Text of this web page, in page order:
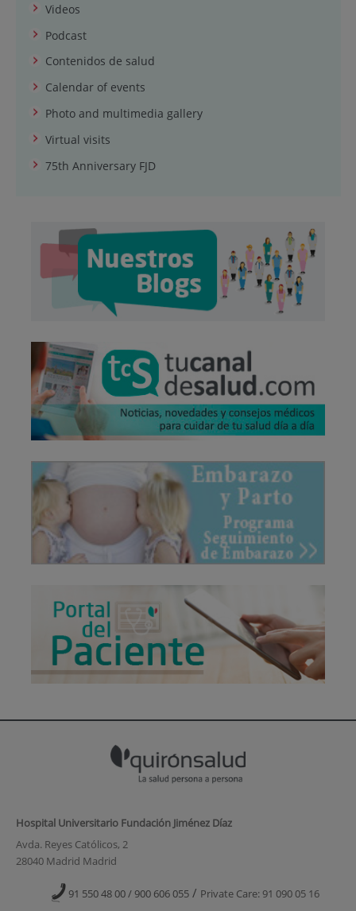
Videos
Podcast
Contenidos de salud
Calendar of events
Photo and multimedia gallery
Virtual visits
75th Anniversary FJD
Hospital Universitario Fundación Jiménez Díaz
Avda. Reyes Católicos, 2
28040 Madrid Madrid
91 550 48 00 / 900 606 055 / Private Care: 91 090 05 16